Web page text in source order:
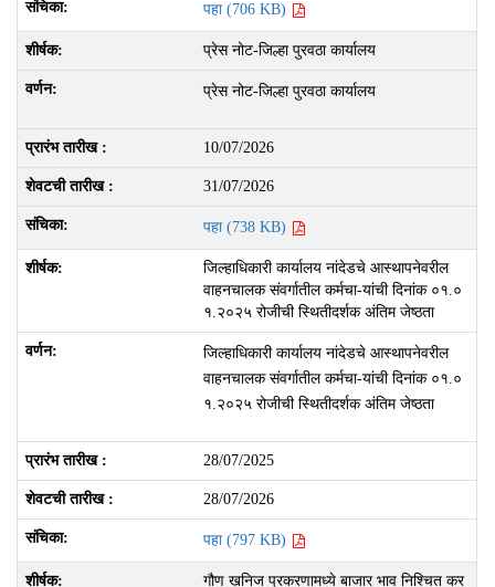
पहा (706 KB)
प्रेस नोट-जिल्हा पुरवठा कार्यालय
प्रेस नोट-जिल्हा पुरवठा कार्यालय
10/07/2026
31/07/2026
पहा (738 KB)
जिल्‍हाधिकारी कार्यालय नांदेडचे आस्‍थापनेवरील
वाहनचालक संवर्गातील कर्मचा-यांची दिनांक ०१.०
१.२०२५ रोजीची स्थितीदर्शक अंतिम जेष्‍ठता
जिल्‍हाधिकारी कार्यालय नांदेडचे आस्‍थापनेवरील
वाहनचालक संवर्गातील कर्मचा-यांची दिनांक ०१.०
१.२०२५ रोजीची स्थितीदर्शक अंतिम जेष्‍ठता
28/07/2025
28/07/2026
पहा (797 KB)
गौण खनिज प्रकरणामध्‍ये बाजार भाव निश्चित कर